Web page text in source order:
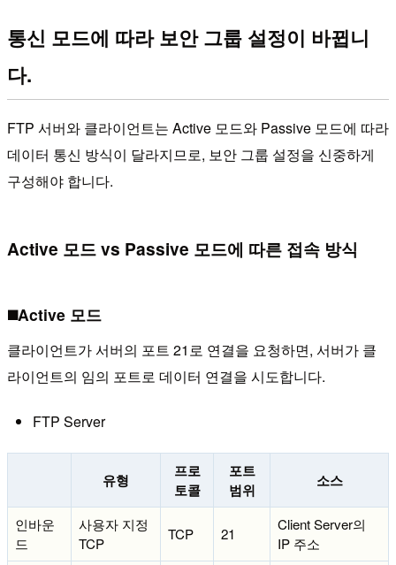
통신 모드에 따라 보안 그룹 설정이 바뀝니
다.
FTP 서버와 클라이언트는 Active 모드와 Passive 모드에 따라
데이터 통신 방식이 달라지므로, 보안 그룹 설정을 신중하게
구성해야 합니다.
Active 모드 vs Passive 모드에 따른 접속 방식
◼️Active 모드
클라이언트가 서버의 포트 21로 연결을 요청하면, 서버가 클
라이언트의 임의 포트로 데이터 연결을 시도합니다.
FTP Server
유형
프로
토콜
포트
범위
소스
인바운
드
사용자 지정
TCP
TCP 21
Client Server의
IP 주소